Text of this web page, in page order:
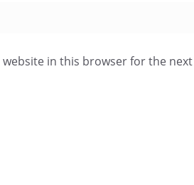
website in this browser for the